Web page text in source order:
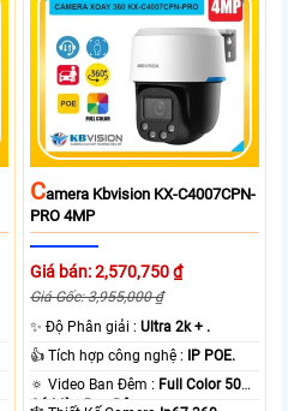
CAmera Kbvision KX-C4007CPN-
PRO 4MP
Giá bán: 2,570,750 ₫
Giá Gốc: 3,955,000 ₫
✨ Độ Phân giải :Ultra 2k + .
👍 Tích hợp công nghệ :
IP POE.
🔅 Video Ban Đêm : Full Color 50m
Có Màu Ban Ðêm.